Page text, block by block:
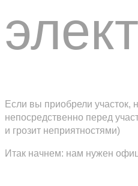
Если вы приобрели участок,
непосредственно перед
и грозит неприятностями)
Итак начнем: нам нужен